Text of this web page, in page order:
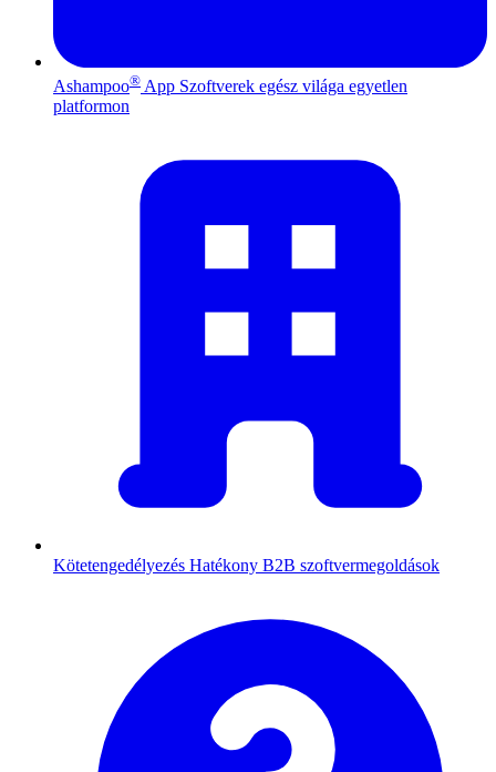
Ashampoo® App Szoftverek egész világa egyetlen
platformon
Kötetengedélyezés Hatékony B2B szoftvermegoldások